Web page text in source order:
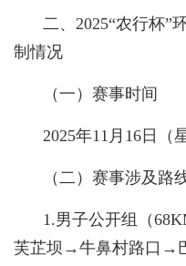
二、2025“农行杯”
制情况
（一）赛事时间
2025年11月16日（
（二）赛事涉及路
1.男子公开组（
芙芷坝→牛鼻村路口→